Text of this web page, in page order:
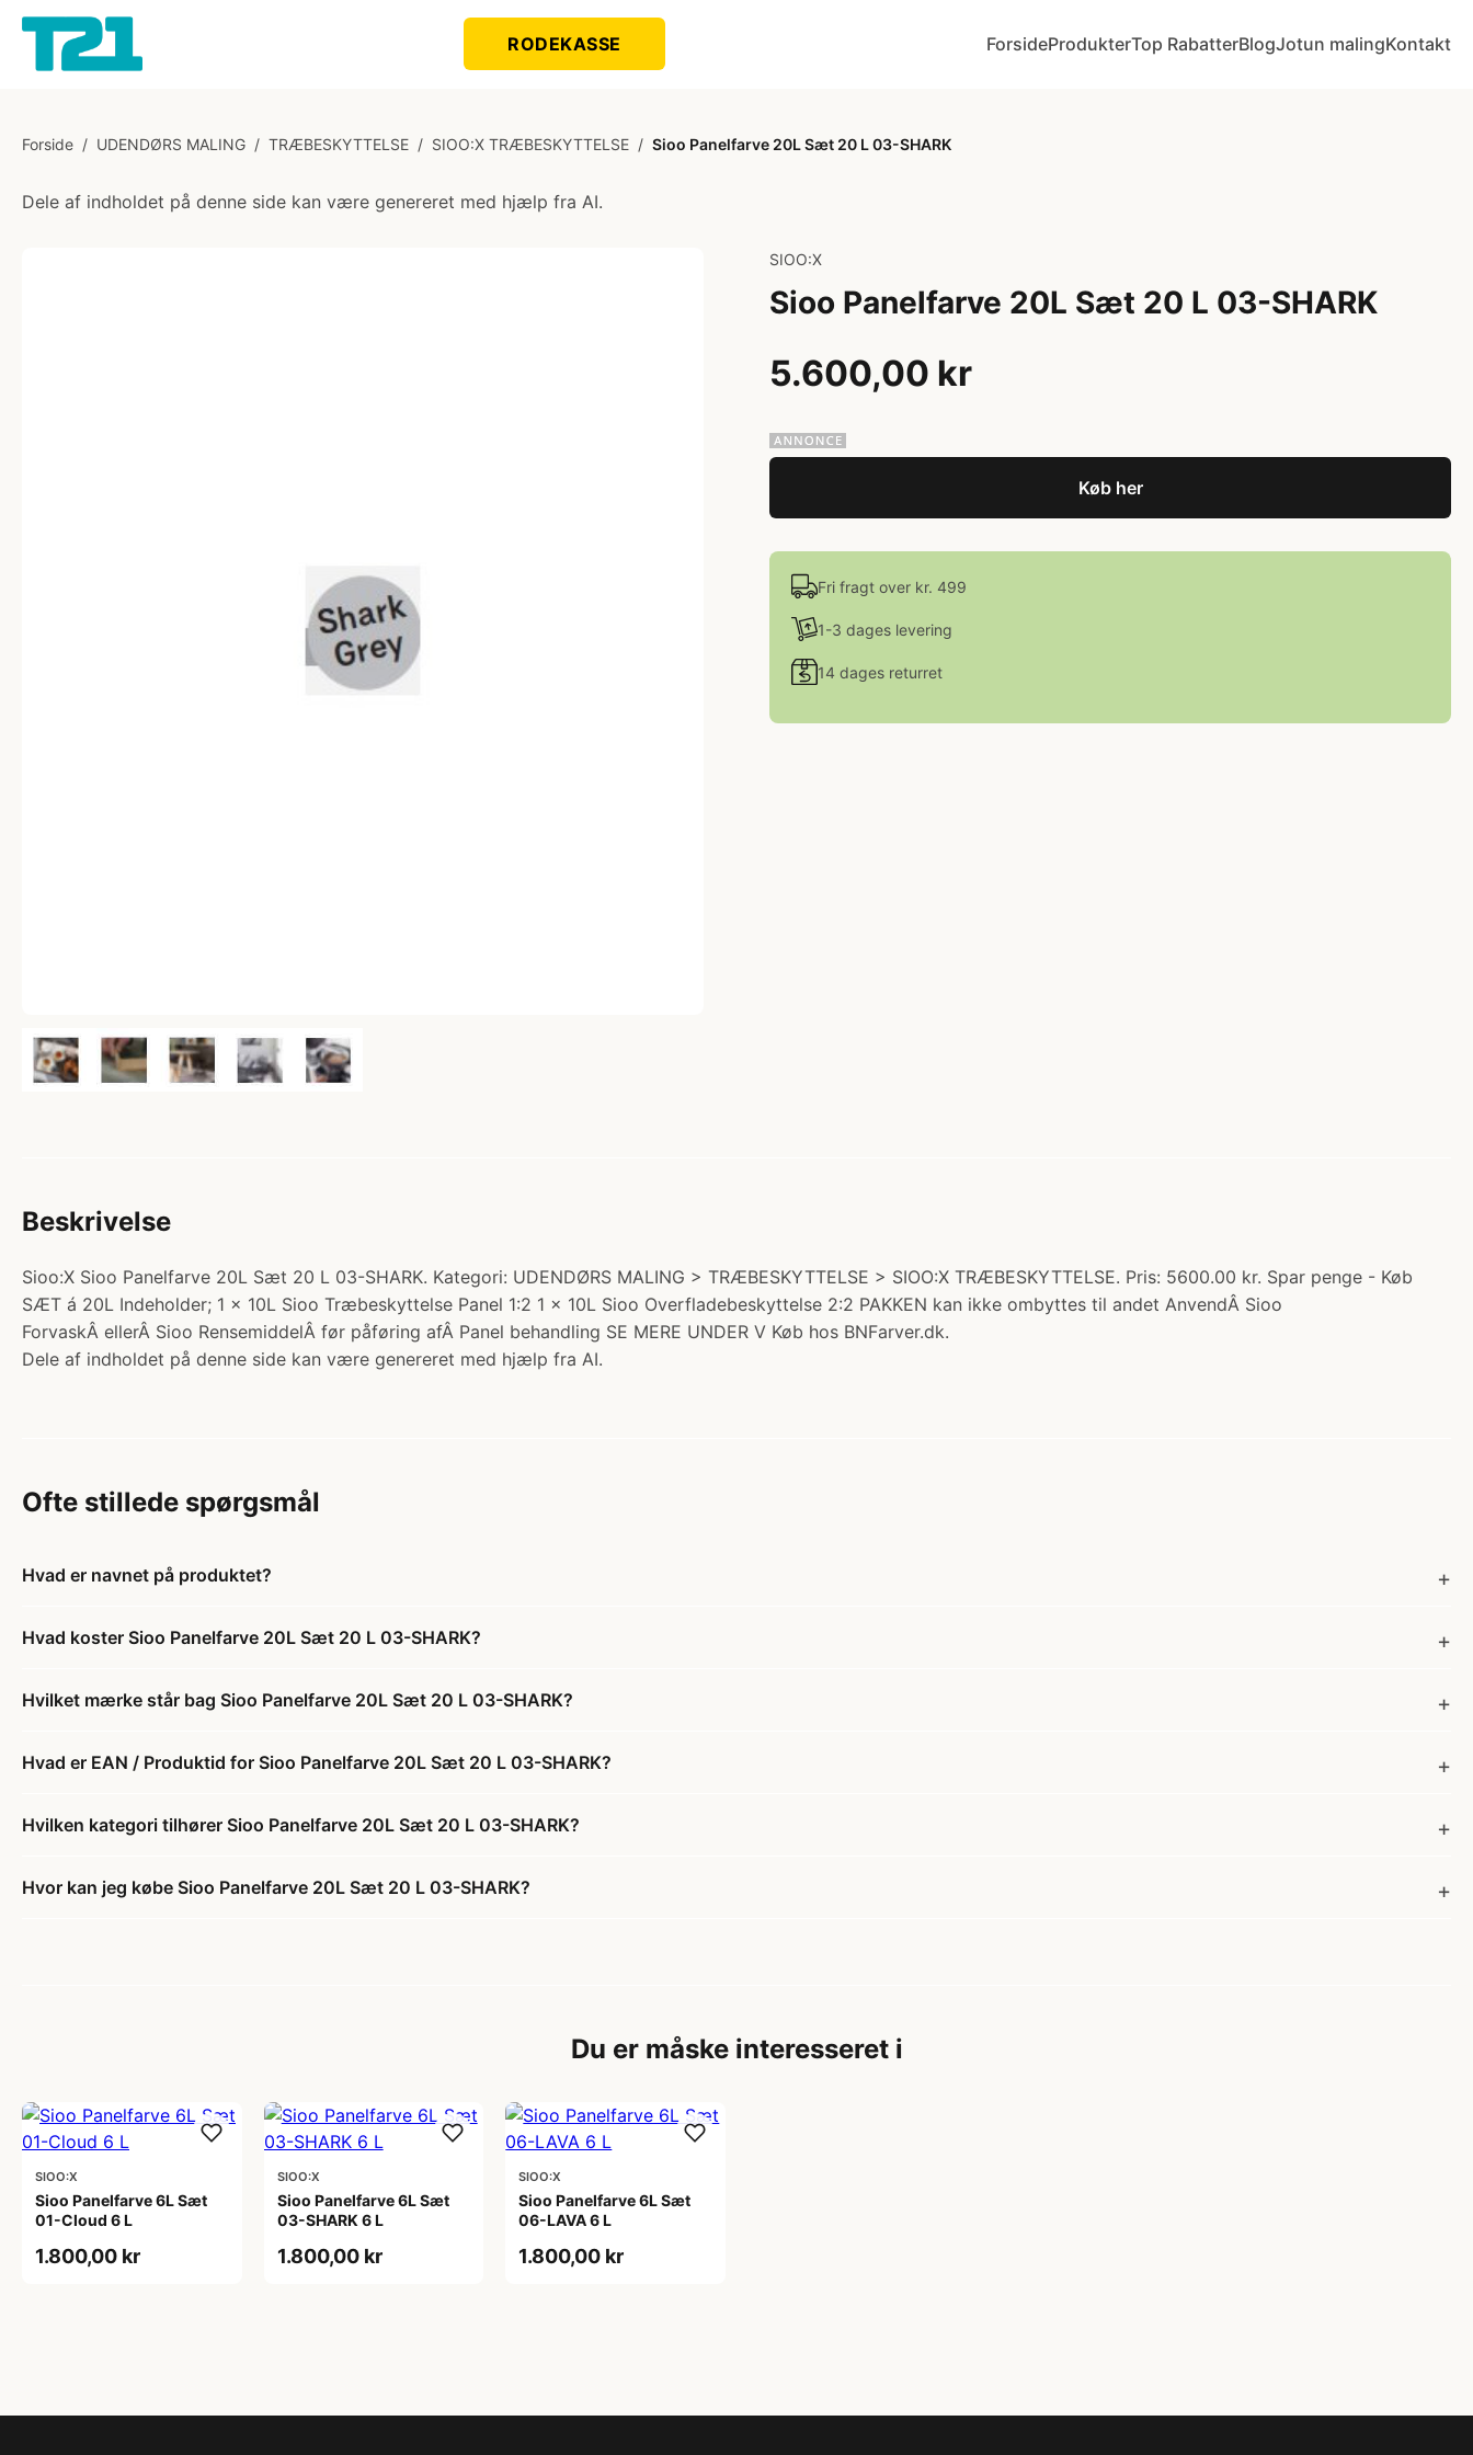
RODEKASSE ForsideProdukterTop RabatterBlogJotun malingKontakt
Forside / UDENDØRS MALING / TRÆBESKYTTELSE / SIOO:X TRÆBESKYTTELSE / Sioo Panelfarve 20L Sæt 20 L 03-SHARK
Dele af indholdet på denne side kan være genereret med hjælp fra AI.
SIOO:X
Sioo Panelfarve 20L Sæt 20 L 03-SHARK
5.600,00 kr
Køb her
Fri fragt over kr. 499
1-3 dages levering
14 dages returret
Beskrivelse
Sioo:X Sioo Panelfarve 20L Sæt 20 L 03-SHARK. Kategori: UDENDØRS MALING > TRÆBESKYTTELSE > SIOO:X TRÆBESKYTTELSE. Pris: 5600.00 kr. Spar penge - Køb
SÆT á 20L Indeholder; 1 x 10L Sioo Træbeskyttelse Panel 1:2 1 x 10L Sioo Overfladebeskyttelse 2:2 PAKKEN kan ikke ombyttes til andet AnvendÂ Sioo
ForvaskÂ ellerÂ Sioo RensemiddelÂ før påføring afÂ Panel behandling SE MERE UNDER V Køb hos BNFarver.dk.
Dele af indholdet på denne side kan være genereret med hjælp fra AI.
Ofte stillede spørgsmål
Hvad er navnet på produktet?
Hvad koster Sioo Panelfarve 20L Sæt 20 L 03-SHARK?
Hvilket mærke står bag Sioo Panelfarve 20L Sæt 20 L 03-SHARK?
Hvad er EAN / Produktid for Sioo Panelfarve 20L Sæt 20 L 03-SHARK?
Hvilken kategori tilhører Sioo Panelfarve 20L Sæt 20 L 03-SHARK?
Hvor kan jeg købe Sioo Panelfarve 20L Sæt 20 L 03-SHARK?
Du er måske interesseret i
SIOO:X
Sioo Panelfarve 6L Sæt
01-Cloud 6 L
1.800,00 kr
SIOO:X
Sioo Panelfarve 6L Sæt
03-SHARK 6 L
1.800,00 kr
SIOO:X
Sioo Panelfarve 6L Sæt
06-LAVA 6 L
1.800,00 kr